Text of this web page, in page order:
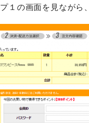
１の画面を見ながら、